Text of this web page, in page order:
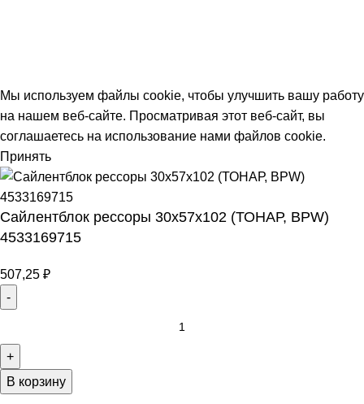
Мы используем файлы cookie, чтобы улучшить вашу работу
на нашем веб-сайте. Просматривая этот веб-сайт, вы
соглашаетесь на использование нами файлов cookie.
Принять
Сайлентблок рессоры 30х57х102 (ТОНАР, BPW)
4533169715
507,25 ₽
В корзину